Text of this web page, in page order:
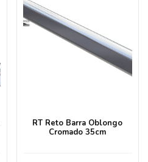
RT Reto Barra Oblongo
Cromado 35cm